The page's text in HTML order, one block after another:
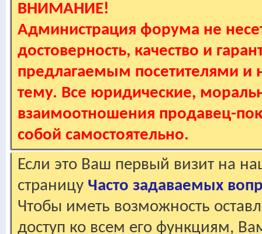
ВНИМАНИЕ!
Администрация форума не
достоверность, качество и
предлагаемым посетителями и
тему. Все юридические,
взаимоотношения продавец-
собой самостоятельно.
Если это Ваш первый визит на
страницу Часто задаваемых
Чтобы иметь возможность
доступ ко всем его функциям,